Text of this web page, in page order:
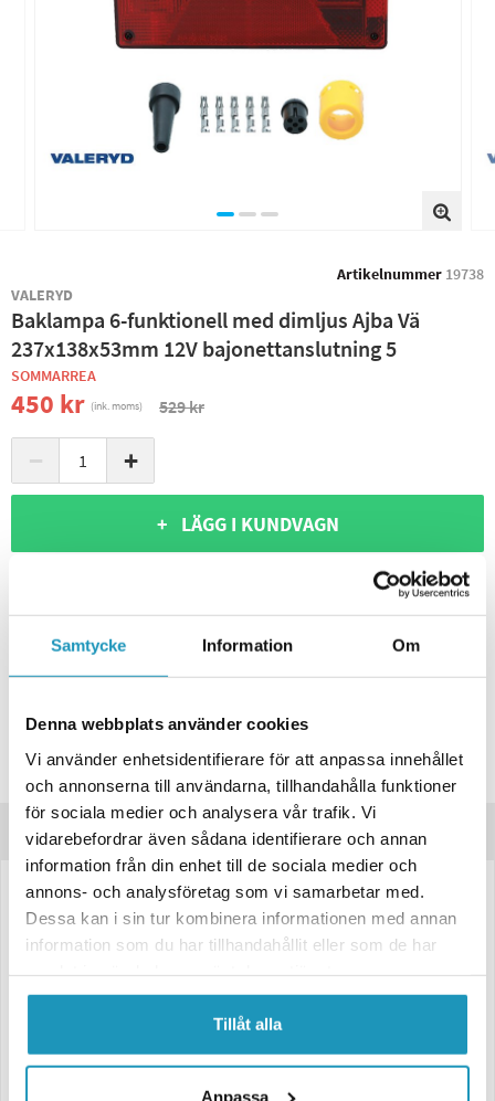
Samtycke Information Om
Denna webbplats använder cookies
Vi använder enhetsidentifierare för att anpassa innehållet
och annonserna till användarna, tillhandahålla funktioner
för sociala medier och analysera vår trafik. Vi
vidarebefordrar även sådana identifierare och annan
information från din enhet till de sociala medier och
annons- och analysföretag som vi samarbetar med.
Dessa kan i sin tur kombinera informationen med annan
information som du har tillhandahållit eller som de har
Tillåt alla
Anpassa
Artikelnummer 19738
VALERYD
Baklampa 6-funktionell med dimljus Ajba Vä
237x138x53mm 12V bajonettanslutning 5
SOMMARREA
450 kr (ink. moms) 529 kr
− +
+ LÄGG I KUNDVAGN
Spara produkt
Frågor om produkten?
Produktinformation
Ajba Baklampa – 6-funktionell med dimljus, vänster, 237×138×53 mm,
12V
pålitlig funktion och säkerhet under alla körförhållanden.
Nummerskyltsbelysning, Reflex, Dimljus